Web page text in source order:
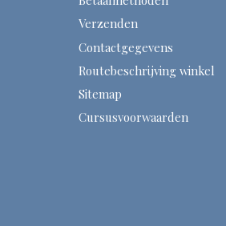
Verzenden
Contactgegevens
Routebeschrijving winkel
Sitemap
Cursusvoorwaarden